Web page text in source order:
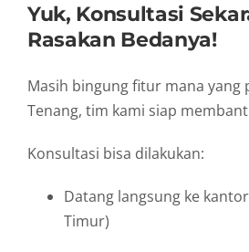
Yuk, Konsultasi
Rasakan Bedanya!
Masih bingung fitur mana yang
Tenang, tim kami siap
Konsultasi bisa dilakukan:
Datang langsung ke
Timur)